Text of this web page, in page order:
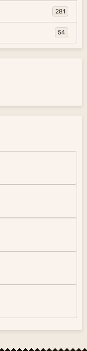
281
54